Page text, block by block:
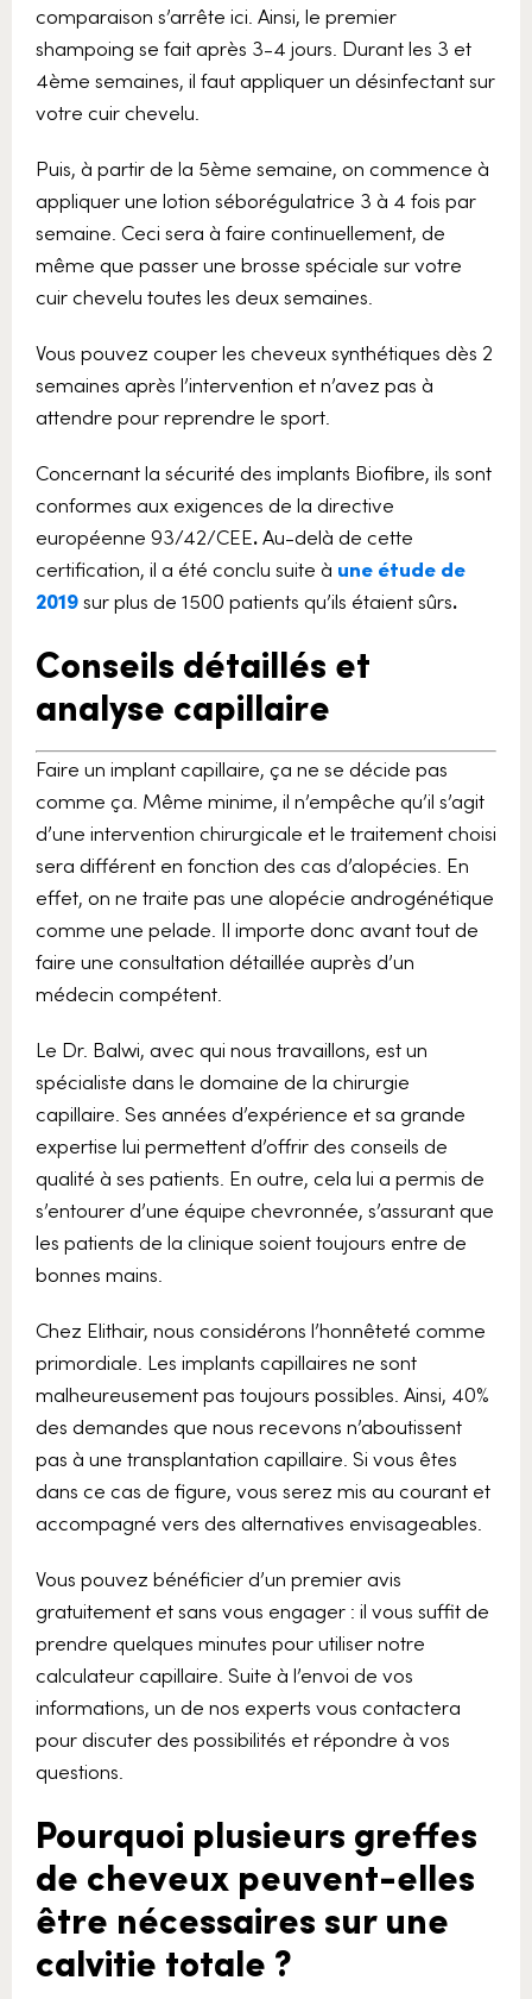
comparaison s’arrête ici. Ainsi, le premier
shampoing se fait après 3-4 jours. Durant les 3 et
4ème semaines, il faut appliquer un désinfectant sur
votre cuir chevelu.
Puis, à partir de la 5ème semaine, on commence à
appliquer une lotion séborégulatrice 3 à 4 fois par
semaine. Ceci sera à faire continuellement, de
même que passer une brosse spéciale sur votre
cuir chevelu toutes les deux semaines.
Vous pouvez couper les cheveux synthétiques dès 2
semaines après l’intervention et n’avez pas à
attendre pour reprendre le sport.
Concernant la sécurité des implants Biofibre, ils sont
conformes aux exigences de la directive
européenne 93/42/CEE.Au-delà de cette
certification, il a été conclu suite à une étude de
2019sur plus de 1500 patients qu’ils étaient sûrs.
Conseils détaillés et
analyse capillaire
Faire un implant capillaire, ça ne se décide pas
comme ça. Même minime, il n’empêche qu’il s’agit
d’une intervention chirurgicale et le traitement choisi
sera différent en fonction des cas d’alopécies. En
effet, on ne traite pas une alopécie androgénétique
comme une pelade. Il importe donc avant tout de
faire une consultation détaillée auprès d’un
médecin compétent.
Le Dr. Balwi, avec qui nous travaillons, est un
spécialiste dans le domaine de la chirurgie
capillaire. Ses années d’expérience et sa grande
expertise lui permettent d’offrir des conseils de
qualité à ses patients. En outre, cela lui a permis de
s’entourer d’une équipe chevronnée, s’assurant que
les patients de la clinique soient toujours entre de
bonnes mains.
Chez Elithair, nous considérons l’honnêteté comme
primordiale. Les implants capillaires ne sont
malheureusement pas toujours possibles. Ainsi, 40%
des demandes que nous recevons n’aboutissent
pas à une transplantation capillaire. Si vous êtes
dans ce cas de figure, vous serez mis au courant et
accompagné vers des alternatives envisageables.
Vous pouvez bénéficier d’un premier avis
gratuitement et sans vous engager : il vous suffit de
prendre quelques minutes pour utiliser notre
calculateur capillaire. Suite à l’envoi de vos
informations, un de nos experts vous contactera
pour discuter des possibilités et répondre à vos
questions.
Pourquoi plusieurs greffes
de cheveux peuvent-elles
être nécessaires sur une
calvitie totale ?